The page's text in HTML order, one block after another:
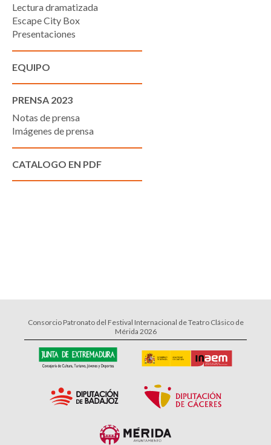
Lectura dramatizada
Escape City Box
Presentaciones
EQUIPO
PRENSA 2023
Notas de prensa
Imágenes de prensa
CATALOGO EN PDF
Consorcio Patronato del Festival Internacional de Teatro Clásico de
Mérida 2026